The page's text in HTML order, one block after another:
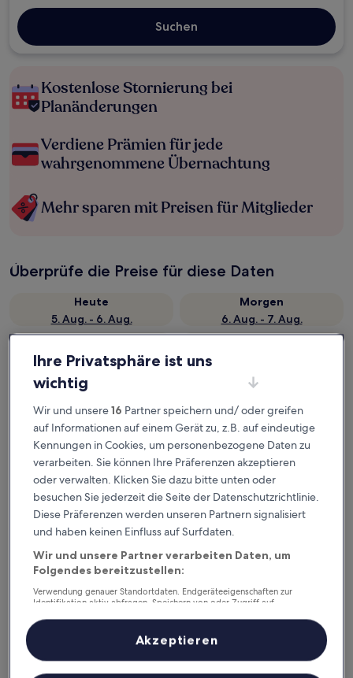
Suchen
Kostenlose Stornierung bei
Planänderungen
Verdiene Prämien für jede
wahrgenommene Übernachtung
Mehr sparen mit Preisen für Mitglieder
Überprüfe die Preise für diese Daten
Heute
5. Aug. - 6. Aug.
Morgen
6. Aug. - 7. Aug.
7. Aug. - 9. Aug.
Shelby County – wo
übernachten?
Top-Hotels in Birmingham (und
Umgebung)
La Quinta Inn & Suites by
Wyndham Birmingham Homewood
La Quinta Inn & Suites by Wyndham Birmingham Comfort
Ihre Privatsphäre ist uns
wichtig
Wir und unsere16 Partner speichern und/ oder greifen
auf Informationen auf einem Gerät zu, z.B. auf eindeutige
Kennungen in Cookies, um personenbezogene Daten zu
verarbeiten. Sie können Ihre Präferenzen akzeptieren
oder verwalten. Klicken Sie dazu bitte unten oder
besuchen Sie jederzeit die Seite der Datenschutzrichtlinie.
Diese Präferenzen werden unseren Partnern signalisiert
und haben keinen Einfluss auf Surfdaten.
Wir und unsere Partner verarbeiten Daten, um
Folgendes bereitzustellen:
Verwendung genauer Standortdaten. Endgeräteeigenschaften zur
Identifikation aktiv abfragen. Speichern von oder Zugriff auf
Inhalte, Messung von Werbeleistung und der Performance von Inhalten,
Zielgruppenforschung sowie Entwicklung und Verbesserung von
Liste der Partner (Lieferanten)
Akzeptieren